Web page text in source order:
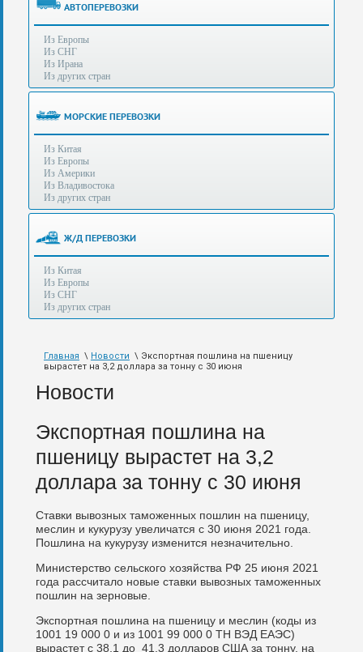
(Без
выходных
8:00
до
21:30)
Таможенное
оформление
грузов
аэропортах
Москвы
Шереметьево,
Внуково,
также
авиа,
железной
дороге.
АВТОПЕРЕВОЗКИ
Из Европы
Из СНГ
Из Ирана
Из других стран
МОРСКИЕ ПЕРЕВОЗКИ
Из Китая
Из Европы
Из Америки
Из Владивостока
Из других стран
Ж/Д ПЕРЕВОЗКИ
Из Китая
Из Европы
Из СНГ
Из других стран
Главная \ Новости \ Экспортная пошлина на пшеницу
вырастет на 3,2 доллара за тонну с 30 июня
Новости
Экспортная пошлина на
пшеницу вырастет на 3,2
доллара за тонну с 30 июня
Cтавки вывозных таможенных пошлин на пшеницу,
меслин и кукурузу увеличатся с 30 июня 2021 года.
Пошлина на кукурузу изменится незначительно.
Министерство сельского хозяйства РФ 25 июня 2021
года рассчитало новые ставки вывозных таможенных
пошлин на зерновые.
Экспортная пошлина на пшеницу и меслин (коды из
1001 19 000 0 и из 1001 99 000 0 ТН ВЭД ЕАЭС)
вырастет с 38,1 до 41,3 долларов США за тонну, на